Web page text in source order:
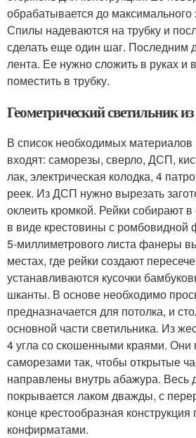
обрабатывается до
Спилы надеваются на трубку и
сделать еще один шаг. Последним
лента. Ее нужно сложить в руках и
поместить в трубку.
Геометрический светильник
В список необходимых материалов
входят: саморезы, сверло, ДСП,
лак, электрическая колодка, 4
реек. Из ДСП нужно вырезать
оклеить кромкой. Рейки собирают
в виде крестовины с ромбовидной
5-миллиметрового листа фанеры
местах, где рейки создают
устанавливаются кусочки
шканты. В основе необходимо
предназначается для потолка, и
основной части светильника. Из
4 угла со скошенными краями. Они
саморезами так, чтобы открытые
направлены внутрь абажура. Весь
покрывается лаком дважды, с
конце крестообразная конструкция
конфирматами.